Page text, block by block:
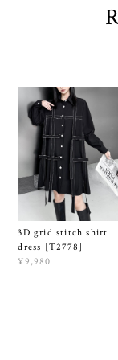
3D grid stitch shirt
dress [T2778]
¥9,980